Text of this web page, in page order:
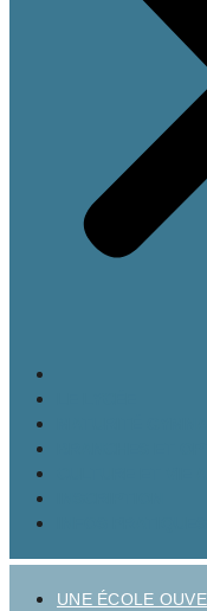
UNE ÉCOLE